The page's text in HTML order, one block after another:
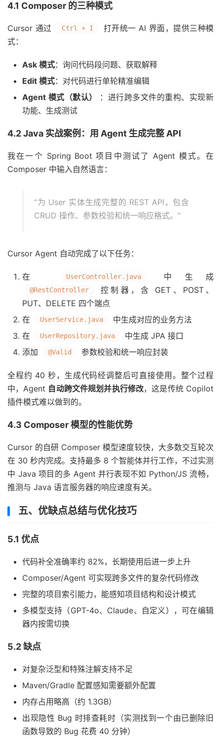
4.1 Composer 的三种模式
Cursor 通过 Ctrl + I
打开统一 AI 界面，提供三种模
式：
Ask 模式：询问代码段问题、获取解释
Edit 模式：对代码进行单轮精准编辑
Agent 模式（默认）
：进行跨多文件的重构、实现新
功能、生成测试
4.2 Java 实战案例：用 Agent 生成完整 API
我在一个 Spring Boot 项目中测试了 Agent 模式。在
Composer 中输入自然语言：
“为 User 实体生成完整的 REST API，包含
CRUD 操作、参数校验和统一响应格式。”
Cursor Agent 自动完成了以下任务：
在 UserController.java 中生成
@RestController
控制器，含 GET、POST、
PUT、DELETE 四个端点
在
UserService.java
中生成对应的业务方法
在
UserRepository.java
中生成 JPA 接口
添加
@Valid 参数校验和统一响应封装
全程约 40 秒，生成代码经调整后可直接使用。整个过程
中，Agent 自动跨文件规划并执行修改，这是传统 Copilot
插件模式难以做到的。
4.3 Composer 模型的性能优势
Cursor 的自研 Composer 模型速度较快，大多数交互轮次
在 30 秒内完成。支持最多 8 个智能体并行工作，不过实测
中 Java 项目的多 Agent 并行表现不如 Python/JS 流畅，
推测与 Java 语言服务器的响应速度有关。
五、优缺点总结与优化技巧
5.1 优点
代码补全准确率约 82%，长期使用后进一步上升
Composer/Agent 可实现跨多文件的复杂代码修改
完整的项目索引能力，能感知项目结构和设计模式
多模型支持（GPT-4o、Claude、自定义），可在编辑
器内按需切换
5.2 缺点
对复杂泛型和特殊注解支持不足
Maven/Gradle 配置感知需要额外配置
内存占用略高（约 1.3GB）
出现隐性 Bug 时排查耗时（实测找到一个由已删除旧
函数导致的 Bug 花费 40 分钟）